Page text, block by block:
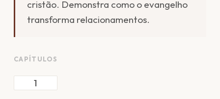
cristão. Demonstra como o evangelho
transforma relacionamentos.
CAPÍTULOS
1